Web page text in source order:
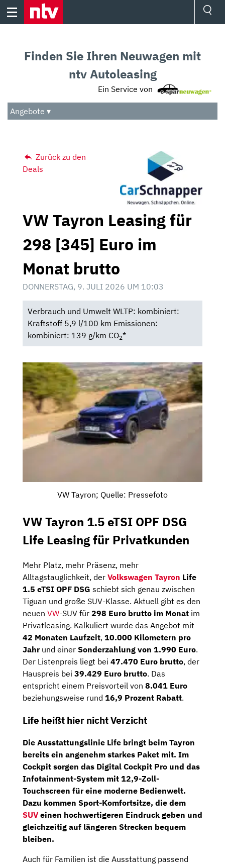
Skip
Audio
Das Beste
Finden Sie Ihren Neuwagen mit
ntv Autoleasing
Ein Service von
Angebote ▾
Zurück zu den
Deals
VW Tayron Leasing für
298 [345] Euro im
Monat brutto
DONNERSTAG, 9. JULI 2026 UM 10:03
Verbrauch und Umwelt WLTP: kombiniert:
Kraftstoff 5,9 l/100 km Emissionen:
kombiniert: 139 g/km CO2*
VW Tayron; Quelle: Pressefoto
VW Tayron 1.5 eTSI OPF DSG
Life Leasing für Privatkunden
Mehr Platz, mehr Präsenz, mehr
Alltagstauglichkeit, der Volkswagen Tayron Life
1.5 eTSI OPF DSG schiebt sich genau zwischen
Tiguan und große SUV-Klasse. Aktuell gibt es den
neuen VW-SUV für 298 Euro brutto im Monat im
Privatleasing. Kalkuliert wurde das Angebot mit
42 Monaten Laufzeit, 10.000 Kilometern pro
Jahrund einer Sonderzahlung von 1.990 Euro.
Der Listenpreis liegt bei 47.470 Euro brutto, der
Hauspreis bei 39.429 Euro brutto. Das
entspricht einem Preisvorteil von 8.041 Euro
beziehungsweise rund 16,9 Prozent Rabatt.
Life heißt hier nicht Verzicht
Die Ausstattungslinie Life bringt beim Tayron
bereits ein angenehm starkes Paket mit. Im
Cockpit sorgen das Digital Cockpit Pro und das
Infotainment-System mit 12,9-Zoll-
Touchscreen für eine moderne Bedienwelt.
Dazu kommen Sport-Komfortsitze, die dem
SUV einen hochwertigeren Eindruck geben und
gleichzeitig auf längeren Strecken bequem
bleiben.
Auch für Familien ist die Ausstattung passend